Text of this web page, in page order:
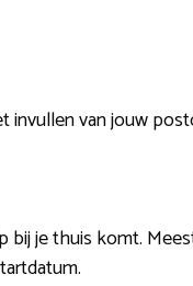
van jouw
je thuis komt.